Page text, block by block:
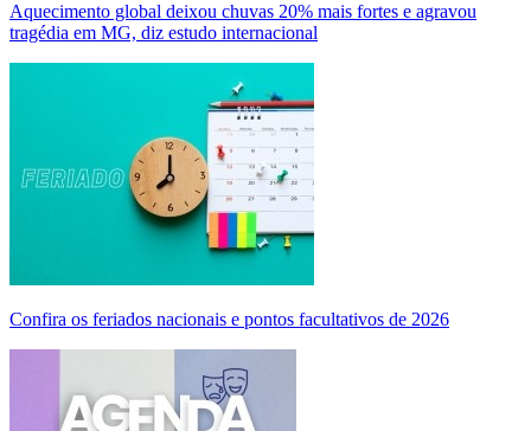
Aquecimento global deixou chuvas 20% mais fortes e agravou
tragédia em MG, diz estudo internacional
Confira os feriados nacionais e pontos facultativos de 2026